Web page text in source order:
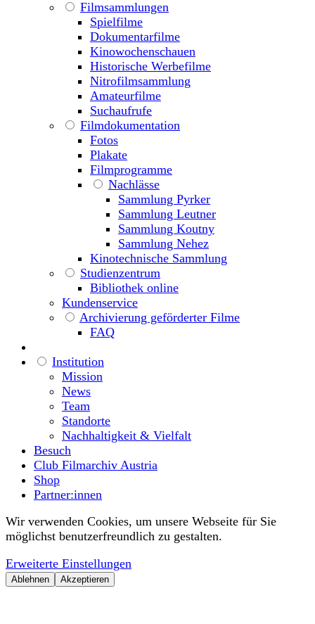
Filmsammlungen
Spielfilme
Dokumentarfilme
Kinowochenschauen
Historische Werbefilme
Nitrofilmsammlung
Amateurfilme
Suchaufrufe
Filmdokumentation
Fotos
Plakate
Filmprogramme
Nachlässe
Sammlung Pyrker
Sammlung Leutner
Sammlung Koutny
Sammlung Nehez
Kinotechnische Sammlung
Studienzentrum
Bibliothek online
Kundenservice
Archivierung geförderter Filme
FAQ
Institution
Mission
News
Team
Standorte
Nachhaltigkeit & Vielfalt
Besuch
Club Filmarchiv Austria
Shop
Partner:innen
Wir verwenden Cookies, um unsere Webseite für Sie
möglichst benutzerfreundlich zu gestalten.
Erweiterte Einstellungen
Ablehnen Akzeptieren